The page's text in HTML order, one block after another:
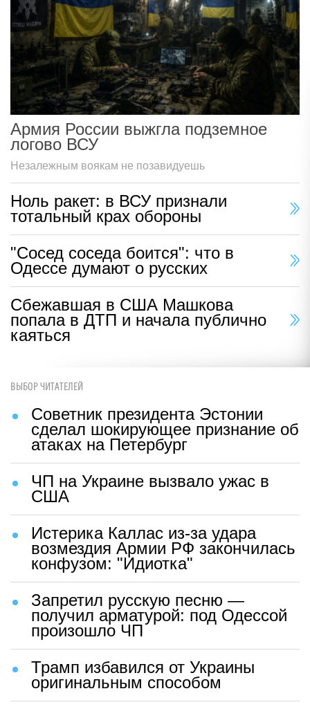
Армия России выжгла подземное
логово ВСУ
Незалежным воякам не позавидуешь
Ноль ракет: в ВСУ признали
тотальный крах обороны
"Сосед соседа боится": что в
Одессе думают о русских
Сбежавшая в США Машкова
попала в ДТП и начала публично
каяться
ВЫБОР ЧИТАТЕЛЕЙ
Советник президента Эстонии
сделал шокирующее признание об
атаках на Петербург
ЧП на Украине вызвало ужас в
США
Истерика Каллас из-за удара
возмездия Армии РФ закончилась
конфузом: "Идиотка"
Запретил русскую песню —
получил арматурой: под Одессой
произошло ЧП
Трамп избавился от Украины
оригинальным способом